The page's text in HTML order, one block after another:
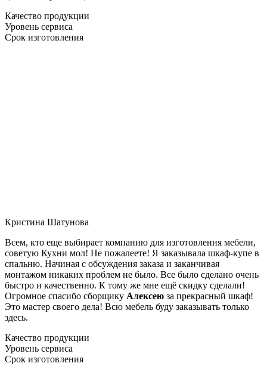
Качество продукции
Уровень сервиса
Срок изготовления
Кристина Шатунова
Всем, кто еще выбирает компанию для изготовления мебели,
советую Кухни мол! Не пожалеете! Я заказывала шкаф-купе в
спальню. Начиная с обсуждения заказа и заканчивая
монтажом никаких проблем не было. Все было сделано очень
быстро и качественно. К тому же мне ещё скидку сделали!
Огромное спасибо сборщику Алексею за прекрасный шкаф!
Это мастер своего дела! Всю мебель буду заказывать только
здесь.
Качество продукции
Уровень сервиса
Срок изготовления